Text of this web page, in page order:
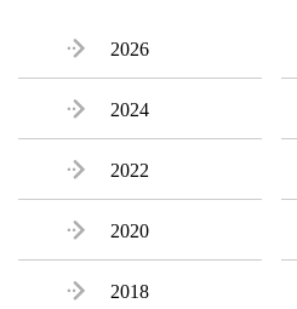
 2026
 2024
 2022
 2020
 2018